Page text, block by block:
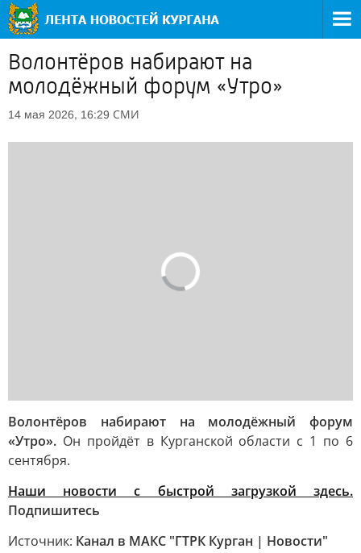
Волонтёров набирают на
молодёжный форум «Утро»
14 мая 2026, 16:29 СМИ
Волонтёров набирают на молодёжный форум
«Утро». Он пройдёт в Курганской области с 1 по 6
сентября.
Наши новости с быстрой загрузкой здесь.
Подпишитесь
Источник: Канал в МАКС "ГТРК Курган | Новости"